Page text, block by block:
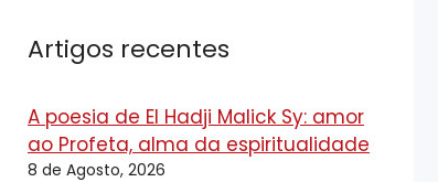
Artigos recentes
A poesia de El Hadji Malick Sy: amor
ao Profeta, alma da espiritualidade
8 de Agosto, 2026